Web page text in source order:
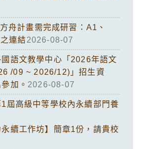
舟計畫需完成研習：A1、
連結2026-08-07
國語文教學中心「2026年語文
/09 ~ 2026/12)」招生資
加。 2026-08-07
屆高級中等學校內永續部門養
續工作坊】簡章1份，請貴校